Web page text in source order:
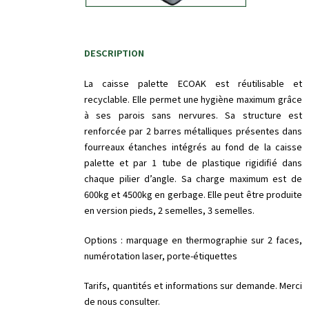
DESCRIPTION
La caisse palette ECOAK est réutilisable et
recyclable. Elle permet une hygiène maximum grâce
à ses parois sans nervures. Sa structure est
renforcée par 2 barres métalliques présentes dans
fourreaux étanches intégrés au fond de la caisse
palette et par 1 tube de plastique rigidifié dans
chaque pilier d’angle. Sa charge maximum est de
600kg et 4500kg en gerbage. Elle peut être produite
en version pieds, 2 semelles, 3 semelles.
Options : marquage en thermographie sur 2 faces,
numérotation laser, porte-étiquettes
Tarifs, quantités et informations sur demande. Merci
de nous consulter.